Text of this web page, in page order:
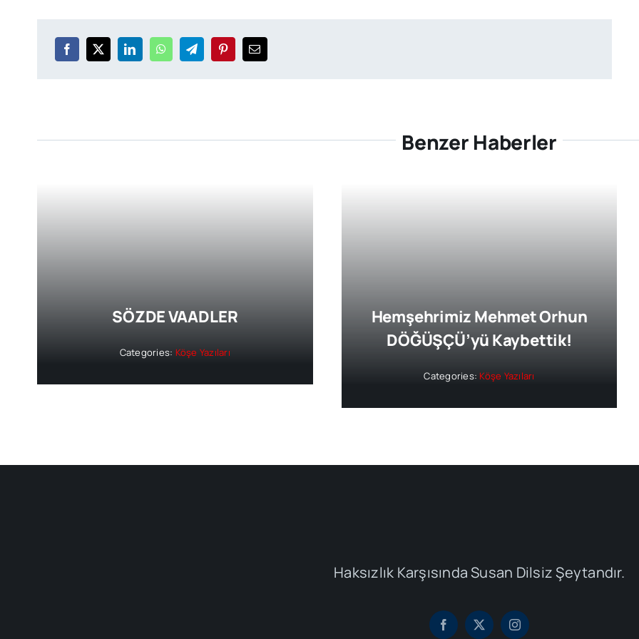
Benzer Haberler
SÖZDE VAADLER
Categories: Köşe Yazıları
Hemşehrimiz Mehmet Orhun
DÖĞÜŞÇÜ’yü Kaybettik!
Categories: Köşe Yazıları
Haksızlık Karşısında Susan Dilsiz Şeytandır.